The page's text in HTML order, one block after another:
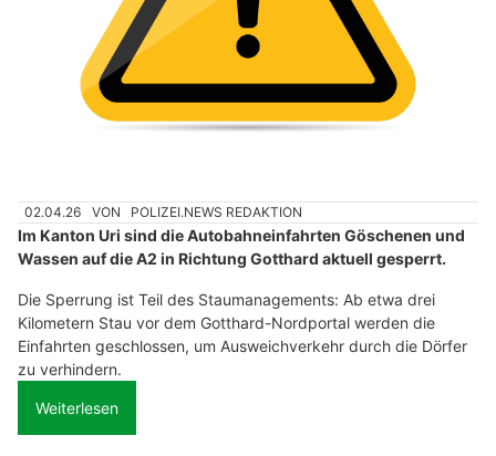
02.04.26 VON POLIZEI.NEWS REDAKTION
Im Kanton Uri sind die Autobahneinfahrten Göschenen und
Wassen auf die A2 in Richtung Gotthard aktuell gesperrt.
Die Sperrung ist Teil des Staumanagements: Ab etwa drei
Kilometern Stau vor dem Gotthard-Nordportal werden die
Einfahrten geschlossen, um Ausweichverkehr durch die Dörfer
zu verhindern.
Weiterlesen